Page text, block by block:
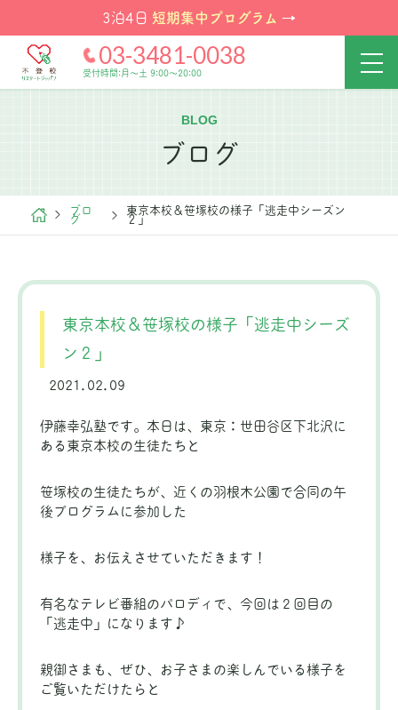
3泊4日 短期集中プログラム →
03-3481-0038
受付時間:月～土 9:00～20:00
BLOG
ブログ
ブロ
グ
東京本校＆笹塚校の様子「逃走中シーズン
２」
東京本校＆笹塚校の様子「逃走中シーズ
ン２」
2021.02.09
伊藤幸弘塾です。本日は、東京：世田谷区下北沢に
ある東京本校の生徒たちと
笹塚校の生徒たちが、近くの羽根木公園で合同の午
後プログラムに参加した
様子を、お伝えさせていただきます！
有名なテレビ番組のパロディで、今回は２回目の
「逃走中」になります♪
親御さまも、ぜひ、お子さまの楽しんでいる様子を
ご覧いただけたらと